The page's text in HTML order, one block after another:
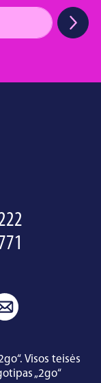
Visos teisės
„2go“